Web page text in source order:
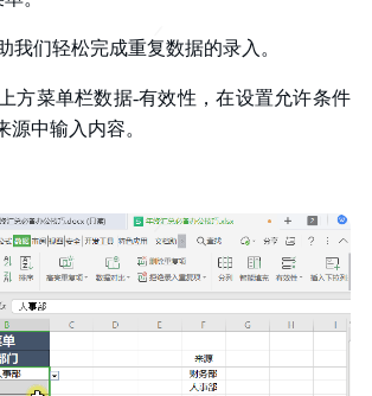
我们轻松完成重复数据的录入。
方菜单栏数据-有效性，在设置允许条件
源中输入内容。